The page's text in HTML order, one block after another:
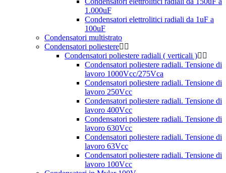
1.000uF
Condensatori elettrolitici radiali da 1uF a
100uF
Condensatori multistrato
Condensatori poliestere
Condensatori poliestere radiali ( verticali )
Condensatori poliestere radiali. Tensione di
lavoro 1000Vcc/275Vca
Condensatori poliestere radiali. Tensione di
lavoro 250Vcc
Condensatori poliestere radiali. Tensione di
lavoro 400Vcc
Condensatori poliestere radiali. Tensione di
lavoro 630Vcc
Condensatori poliestere radiali. Tensione di
lavoro 63Vcc
Condensatori poliestere radiali. Tensione di
lavoro 100Vcc